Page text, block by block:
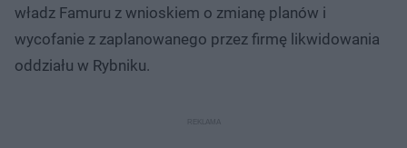
władz Famuru z wnioskiem o zmianę planów i
wycofanie z zaplanowanego przez firmę likwidowania
oddziału w Rybniku.